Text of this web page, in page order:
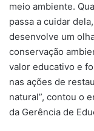
meio ambiente.
passa a cuidar
desenvolve um
conservação
valor educativo e
nas ações de
natural”, contou o
da Gerência de